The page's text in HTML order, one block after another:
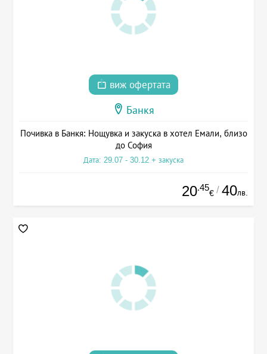
виж офертата
Банкя
Почивка в Банкя: Нощувка и закуска в хотел Емали, близо
до София
Дата: 29.07 - 30.12 + закуска
20.45
€ / 40лв.